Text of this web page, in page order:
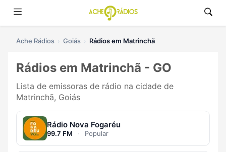
Ache Rádios Goiás Rádios em Matrinchã
Rádios em Matrinchã - GO
Lista de emissoras de rádio na cidade de
Matrinchã, Goiás
Rádio Nova Fogaréu
99.7 FM · Popular